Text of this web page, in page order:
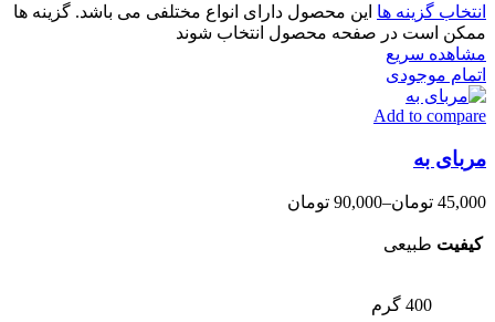
انتخاب گزینه ها این محصول دارای انواع مختلفی می باشد. گزینه ها
ممکن است در صفحه محصول انتخاب شوند
مشاهده سریع
اتمام موجودی
Add to compare
مربای به
45,000 تومان–
90,000 تومان
کیفیت طبیعی
400 گرم